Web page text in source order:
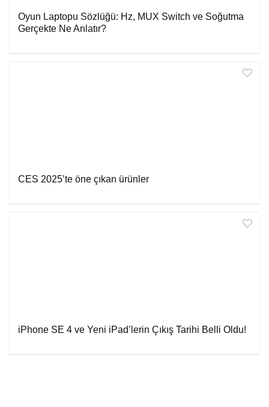
Oyun Laptopu Sözlüğü: Hz, MUX Switch ve Soğutma
Gerçekte Ne Anlatır?
CES 2025’te öne çıkan ürünler
iPhone SE 4 ve Yeni iPad’lerin Çıkış Tarihi Belli Oldu!